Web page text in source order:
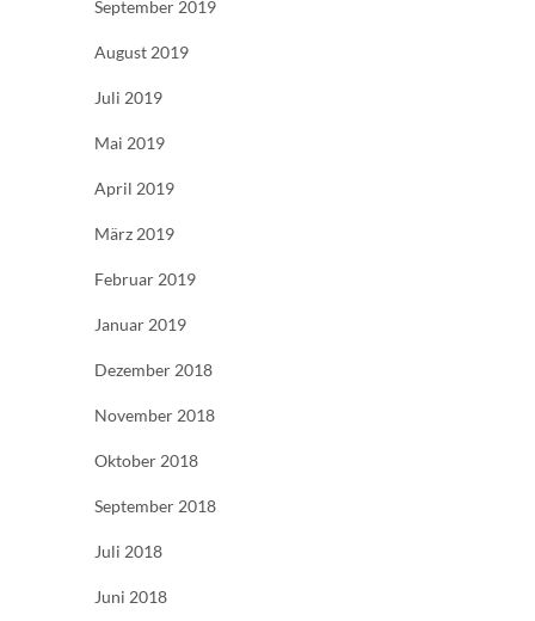
September 2019
August 2019
Juli 2019
Mai 2019
April 2019
März 2019
Februar 2019
Januar 2019
Dezember 2018
November 2018
Oktober 2018
September 2018
Juli 2018
Juni 2018